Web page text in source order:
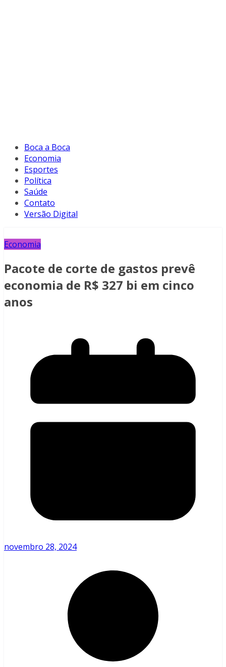
Boca a Boca
Economia
Esportes
Política
Saúde
Contato
Versão Digital
Economia
Pacote de corte de gastos prevê
economia de R$ 327 bi em cinco
anos
novembro 28, 2024